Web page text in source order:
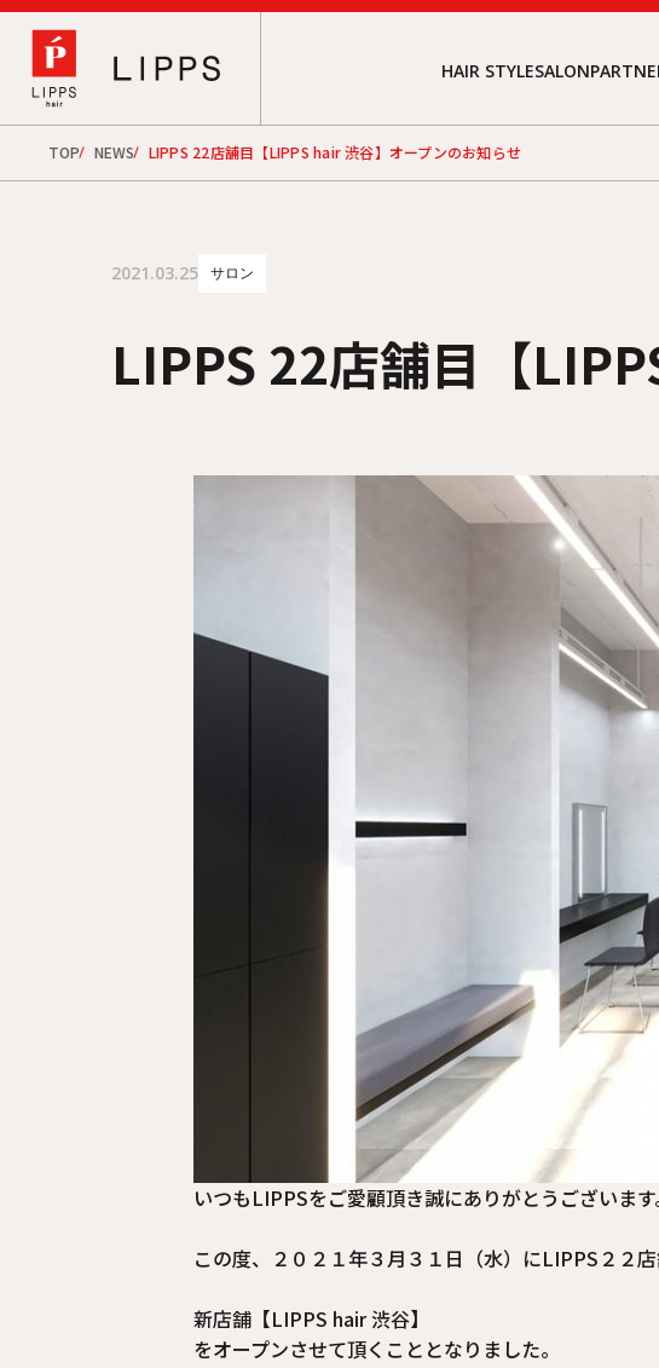
HAIR STYLESALON
TOP NEWS LIPPS 22店舗目【LIPPS hair 渋谷】オープンのお知らせ
2021.03.25 サロン
LIPPS 22店舗目【
いつもLIPPSをご愛顧頂き誠にありがとうございます
この度、２０２１年３月３１日（水）にLIPPS２２
新店舗【LIPPS hair 渋谷】
をオープンさせて頂くこととなりました。